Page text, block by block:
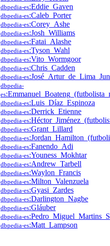
dbpedia-es:Eddie_Gaven
dbpedia-es:Caleb_Porter
dbpedia-es:Corey_Ashe
dbpedia-es:Josh_Williams
dbpedia-es:Fatai_Alashe
dbpedia-es:Tyson_Wahl
dbpedia-es:Vito_Wormgoor
dbpedia-es:Chris_Cadden
dbpedia-es
dbpedia-
es
dbpedia-es:Luis_Díaz_Espinoza
dbpedia-es:Derrick_Etienne
dbpedia-es
dbpedia-es:Grant_Lillard
dbpedia-es
dbpedia-es:Fanendo_Adi
dbpedia-es:Youness_Mokhtar
dbpedia-es:Andrew_Tarbell
dbpedia-es:Waylon_Francis
dbpedia-es:Milton_Valenzuela
dbpedia-es:Gyasi_Zardes
dbpedia-es:Darlington_Nagbe
dbpedia-es:Gláuber
dbpedia-es
dbpedia-es:Matt_Lampson